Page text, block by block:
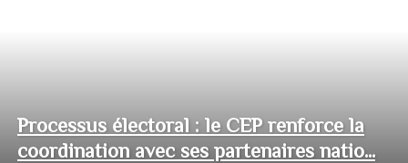
Processus électoral : le CEP renforce la
coordination avec ses partenaires natio...